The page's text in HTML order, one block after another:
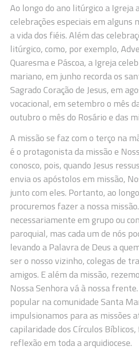
Ao longo do ano litúrgico a Igreja
celebrações especiais em alguns
a vida dos fiéis. Além das
litúrgico, como, por exemplo,
Quaresma e Páscoa, a Igreja
mariano, em junho recorda os
Sagrado Coração de Jesus, em
vocacional, em setembro o mês
outubro o mês do Rosário e das
A missão se faz com o terço na
é o protagonista da missão e
conosco, pois, quando Jesus
envia os apóstolos em missão,
junto com eles. Portanto, ao
procuremos fazer a nossa
necessariamente em grupo ou
paroquial, mas cada um de nós
levando a Palavra de Deus a
ser o nosso vizinho, colegas de
amigos. E além da missão,
Nossa Senhora vá à nossa
popular na comunidade Santa
impulsionamos para as missões
capilaridade dos Círculos
reflexão em toda a arquidiocese.